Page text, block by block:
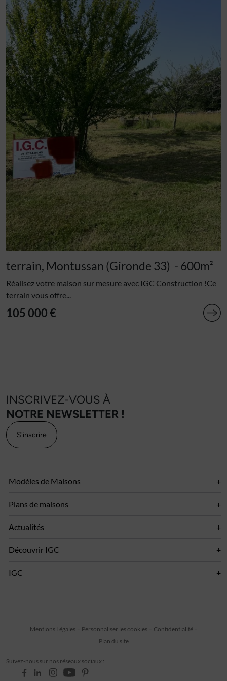
terrain, Montussan (Gironde 33) - 600m²
Réalisez votre maison sur mesure avec IGC Construction !Ce
terrain vous offre...
105 000 €
INSCRIVEZ-VOUS À
NOTRE NEWSLETTER !
S'inscrire
Modèles de Maisons
Plans de maisons
Actualités
Découvrir IGC
IGC
Suivez-nous sur nos réseaux sociaux :
Mentions Légales Personnaliser les cookies
Confidentialité
Plan du site